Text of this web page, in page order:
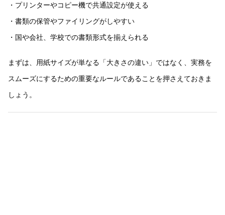
・プリンターやコピー機で共通設定が使える
・書類の保管やファイリングがしやすい
・国や会社、学校での書類形式を揃えられる
まずは、用紙サイズが単なる「大きさの違い」ではなく、実務を
スムーズにするための重要なルールであることを押さえておきま
しょう。